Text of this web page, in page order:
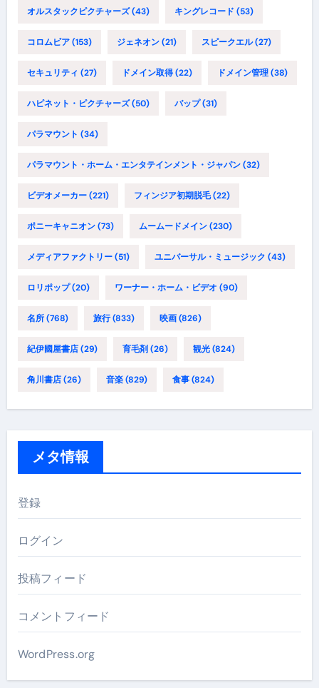
オルスタックピクチャーズ(43) キングレコード (53)
コロムビア(153) ジェネオン(21) スピークエル(27)
セキュリティ (27) ドメイン取得(22) ドメイン管理(38)
ハピネット・ピクチャーズ(50) バップ(31)
パラマウント (34)
パラマウント・ホーム・エンタテインメント・ジャパン(32)
ビデオメーカー(221) フィンジア初期脱毛(22)
ポニーキャニオン(73) ムームードメイン(230)
メディアファクトリー(51) ユニバーサル・ミュージック (43)
ロリポップ(20) ワーナー・ホーム・ビデオ (90)
名所(768) 旅行(833) 映画(826)
紀伊國屋書店(29) 育毛剤 (26) 観光(824)
角川書店(26) 音楽(829) 食事(824)
メタ情報
登録
ログイン
投稿フィード
コメントフィード
WordPress.org